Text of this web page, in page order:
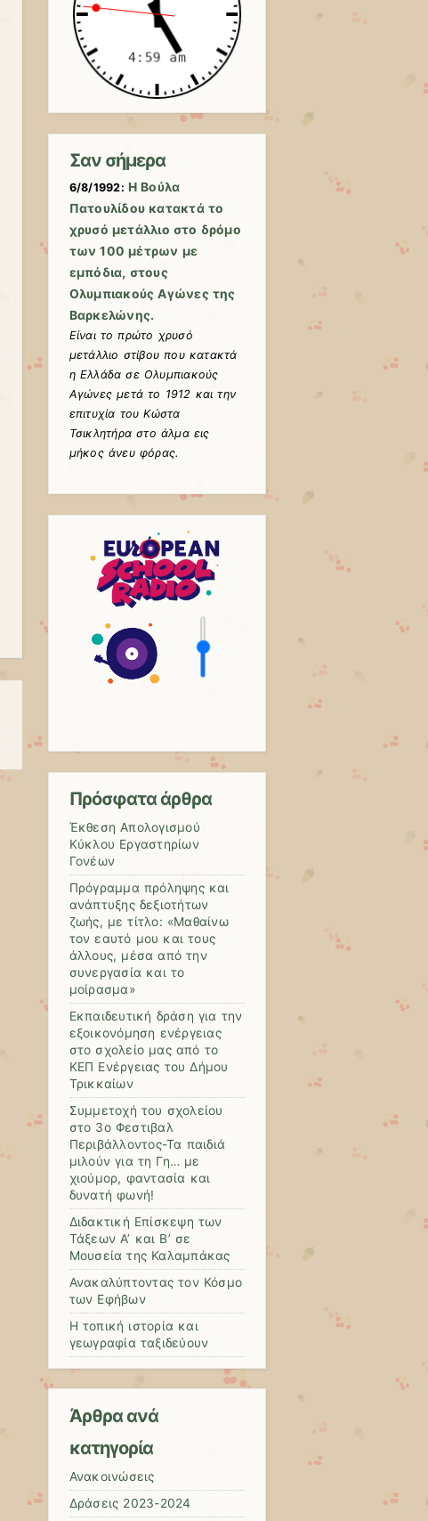
Σαν σήμερα
6/8/1992: Η Βούλα
Πατουλίδου κατακτά το
χρυσό μετάλλιο στο δρόμο
των 100 μέτρων με
εμπόδια, στους
Ολυμπιακούς Αγώνες της
Βαρκελώνης.
Είναι το πρώτο χρυσό
μετάλλιο στίβου που κατακτά
η Ελλάδα σε Ολυμπιακούς
Αγώνες μετά το 1912 και την
επιτυχία του Κώστα
Τσικλητήρα στο άλμα εις
μήκος άνευ φόρας.
Πρόσφατα άρθρα
Έκθεση Απολογισμού
Κύκλου Εργαστηρίων
Γονέων
Πρόγραμμα πρόληψης και
ανάπτυξης δεξιοτήτων
ζωής, με τίτλο: «Μαθαίνω
τον εαυτό μου και τους
άλλους, μέσα από την
συνεργασία και το
μοίρασμα»
Εκπαιδευτική δράση για την
εξοικονόμηση ενέργειας
στο σχολείο μας από το
ΚΕΠ Ενέργειας του Δήμου
Τρικκαίων
Συμμετοχή του σχολείου
στο 3ο Φεστιβαλ
Περιβάλλοντος-Τα παιδιά
μιλούν για τη Γη… με
χιούμορ, φαντασία και
δυνατή φωνή!
Διδακτική Επίσκεψη των
Τάξεων Α’ και Β’ σε
Μουσεία της Καλαμπάκας
Ανακαλύπτοντας τον Κόσμο
των Εφήβων
Η τοπική ιστορία και
γεωγραφία ταξιδεύουν
Άρθρα ανά
κατηγορία
Ανακοινώσεις
Δράσεις 2023-2024